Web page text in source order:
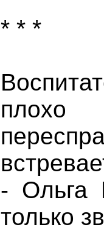
* * *
- Ольга
только